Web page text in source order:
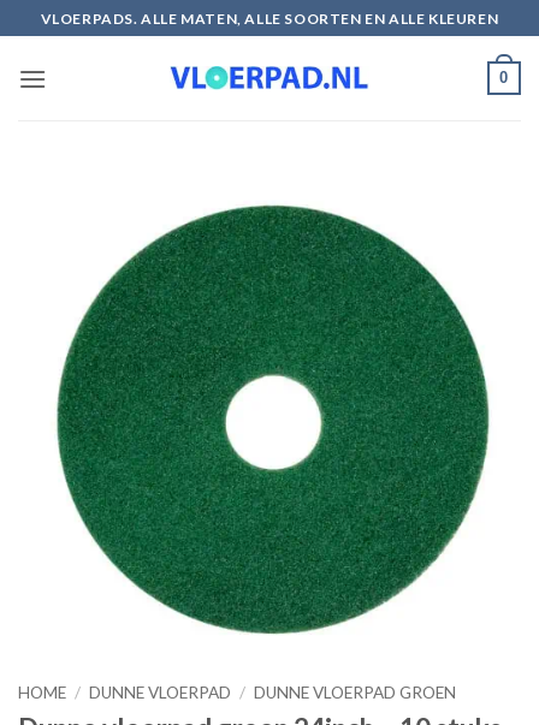
naar
inhoud
VLOERPADS. ALLE MATEN, ALLE SOORTEN EN ALLE KLEUREN
0
HOME / DUNNE VLOERPAD / DUNNE VLOERPAD GROEN